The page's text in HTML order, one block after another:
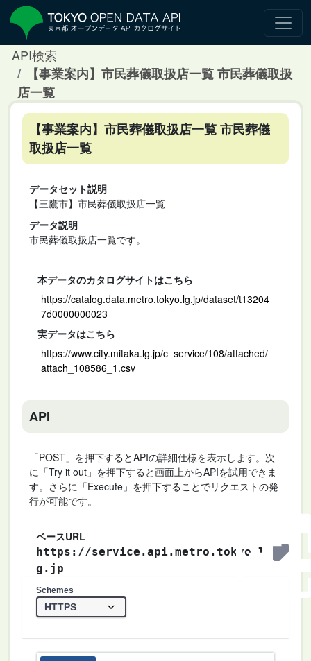
API検索
【事業案内】市民葬儀取扱店一覧 市民葬儀取扱
店一覧
【事業案内】市民葬儀取扱店一覧 市民葬儀
取扱店一覧
データセット説明
【三鷹市】市民葬儀取扱店一覧
データ説明
市民葬儀取扱店一覧です。
本データのカタログサイトはこちら
https://catalog.data.metro.tokyo.lg.jp/dataset/t13204
7d0000000023
実データはこちら
https://www.city.mitaka.lg.jp/c_service/108/attached/
attach_108586_1.csv
API
「POST」を押下するとAPIの詳細仕様を表示します。次
に「Try it out」を押下すると画面上からAPIを試用できま
す。さらに「Execute」を押下することでリクエストの発
行が可能です。
ベースURL
https://service.api.metro.tokyo.l
g.jp
Schemes